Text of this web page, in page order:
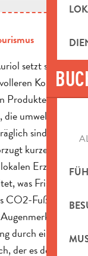
setzt sich aktiv
Konsum ein,
Produkten aus
umwelt- und
sind.
kurze Wege,
Erzeugern
was Frische,
CO2-Fußabdrucks
liegt auf
durch einen
der es den